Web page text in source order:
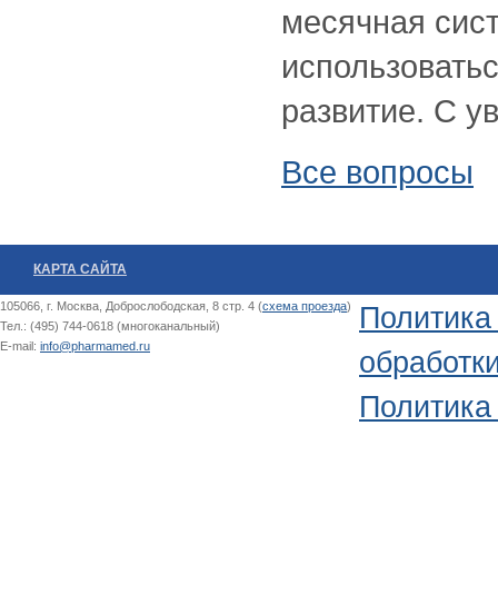
месячная
развитие. С
Все вопросы
КАРТА САЙТА
105066, г. Москва, Доброслободская, 8 стр. 4 (схема проезда)
Тел.: (495) 744-0618 (многоканальный)
E-mail: info@pharmamed.ru